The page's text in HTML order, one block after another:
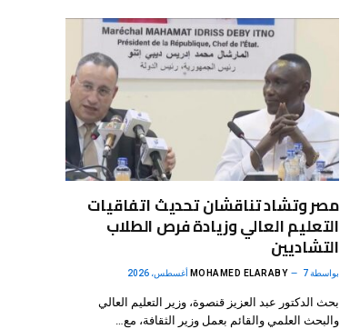
مصر وتشاد تناقشان تحديث اتفاقيات
التعليم العالي وزيادة فرص الطلاب
التشاديين
بواسطة MOHAMED ELARABY 7 أغسطس، 2026
بحث الدكتور عبد العزيز قنصوة، وزير التعليم العالي
والبحث العلمي والقائم بعمل وزير الثقافة، مع…